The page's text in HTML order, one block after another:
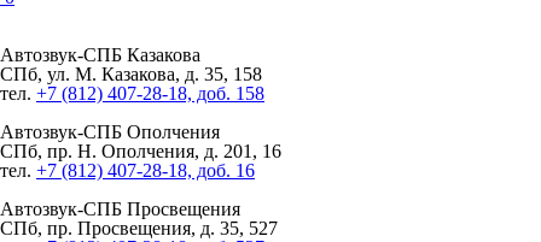
Автозвук-СПБ Казакова
СПб, ул. М. Казакова, д. 35, 158
тел. +7 (812) 407-28-18, доб. 158
Автозвук-СПБ Ополчения
СПб, пр. Н. Ополчения, д. 201, 16
тел. +7 (812) 407-28-18, доб. 16
Автозвук-СПБ Просвещения
СПб, пр. Просвещения, д. 35, 527